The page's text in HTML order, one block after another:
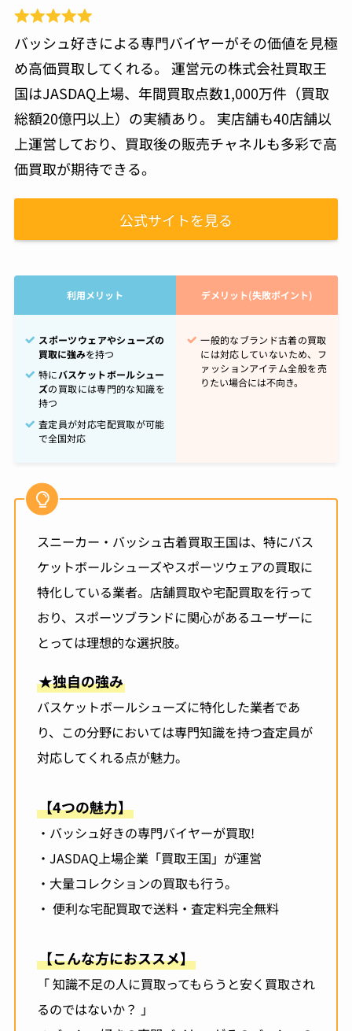
バッシュ好きによる専門バイヤーがその価値を見極
め高価買取してくれる。 運営元の株式会社買取王
国はJASDAQ上場、年間買取点数1,000万件（買取
総額20億円以上）の実績あり。 実店舗も40店舗以
上運営しており、買取後の販売チャネルも多彩で高
価買取が期待できる。
公式サイトを見る
利用メリット デメリット(失敗ポイント)
スポーツウェアやシューズの
買取に強みを持つ
特にバスケットボールシュー
ズの買取には専門的な知識を
持つ
査定員が対応宅配買取が可能
で全国対応
一般的なブランド古着の買取
には対応していないため、フ
ァッションアイテム全般を売
りたい場合には不向き。
スニーカー・バッシュ古着買取王国は、特にバス
ケットボールシューズやスポーツウェアの買取に
特化している業者。店舗買取や宅配買取を行って
おり、スポーツブランドに関心があるユーザーに
とっては理想的な選択肢。
★独自の強み
バスケットボールシューズに特化した業者であ
り、この分野においては専門知識を持つ査定員が
対応してくれる点が魅力。
【4つの魅力】
・バッシュ好きの専門バイヤーが買取!
・JASDAQ上場企業「買取王国」が運営
・大量コレクションの買取も行う。
・ 便利な宅配買取で送料・査定料完全無料
【こんな方におススメ】
「 知識不足の人に買取ってもらうと安く買取され
るのではないか？ 」